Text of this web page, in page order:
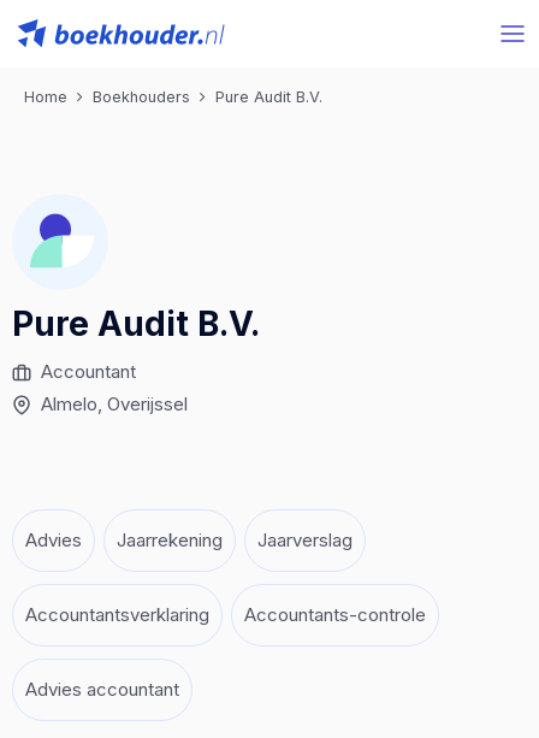
Home Boekhouders Pure Audit B.V.
Pure Audit B.V.
Accountant
Almelo, Overijssel
Advies Jaarrekening Jaarverslag
Accountantsverklaring Accountants-controle
Advies accountant